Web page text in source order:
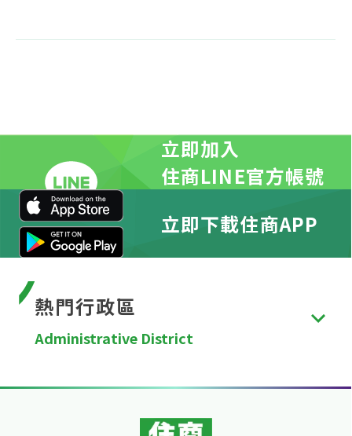
立即加入
住商LINE官方帳號
立即下載住商APP
熱門行政區
Administrative District
市、新竹縣、苗栗縣、彰化縣、南投縣、雲林縣、嘉
基隆市、新竹市